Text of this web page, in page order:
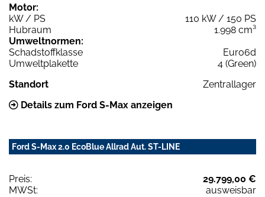
Motor:
kW / PS
110 kW / 150 PS
Hubraum
1.998 cm³
Umweltnormen:
Schadstoffklasse
Euro6d
Umweltplakette
4 (Green)
Standort
Zentrallager
Details zum Ford S-Max anzeigen
Ford S-Max 2.0 EcoBlue Allrad Aut. ST-LINE
Preis:
29.799,00 €
MWSt:
ausweisbar